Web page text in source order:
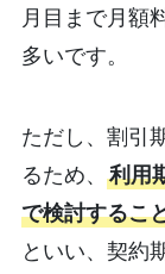
月目まで月額
多いです。
ただし、割引
るため、 利用
で検討するこ
といい、契約